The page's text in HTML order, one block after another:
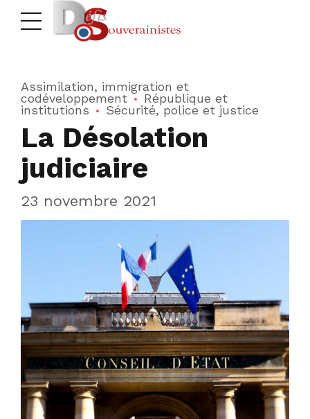
Assimilation, immigration et
codéveloppement
République et
institutions
Sécurité, police et justice
La Désolation
judiciaire
23 novembre 2021